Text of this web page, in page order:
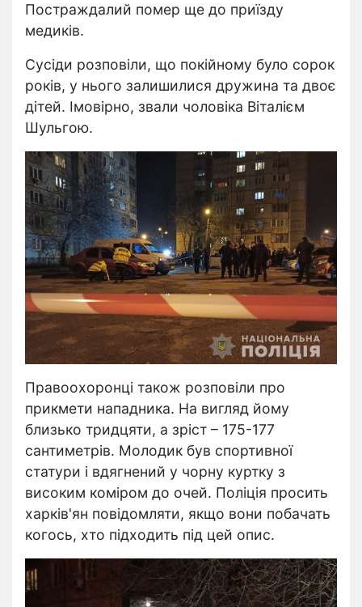
Постраждалий помер ще до приїзду
медиків.
Сусіди розповіли, що покійному було сорок
років, у нього залишилися дружина та двоє
дітей. Імовірно, звали чоловіка Віталієм
Шульгою.
Правоохоронці також розповіли про
прикмети нападника. На вигляд йому
близько тридцяти, а зріст – 175-177
сантиметрів. Молодик був спортивної
статури і вдягнений у чорну куртку з
високим коміром до очей. Поліція просить
харків'ян повідомляти, якщо вони побачать
когось, хто підходить під цей опис.